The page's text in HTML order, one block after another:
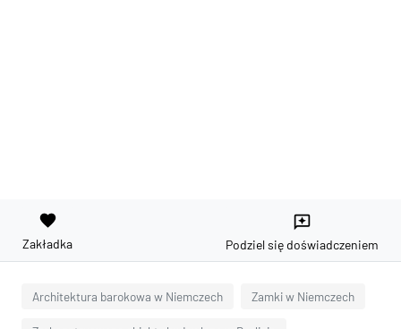
favorite
Zakładka
reviews
Podziel się doświadczeniem
Architektura barokowa w Niemczech Zamki w Niemczech